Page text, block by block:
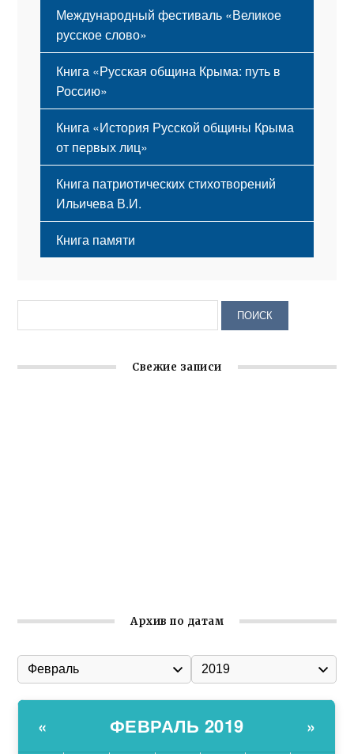
Международный фестиваль «Великое
русское слово»
Книга «Русская община Крыма: путь в
Россию»
Книга «История Русской общины Крыма
от первых лиц»
Книга патриотических стихотворений
Ильичева В.И.
Книга памяти
Свежие записи
Архив по датам
« ФЕВРАЛЬ 2019 »